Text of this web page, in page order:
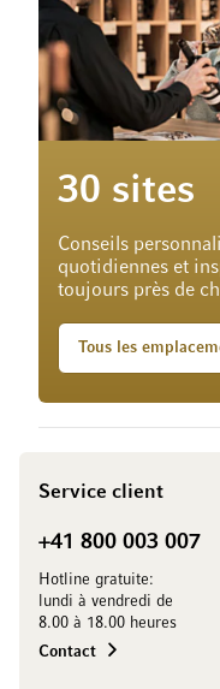
30 sites
Conseils
quotidiennes et
toujours près de
Tous les
Service client
+41 800 003 007
Hotline gratuite:
lundi à vendredi de
8.00 à 18.00 heures
Contact